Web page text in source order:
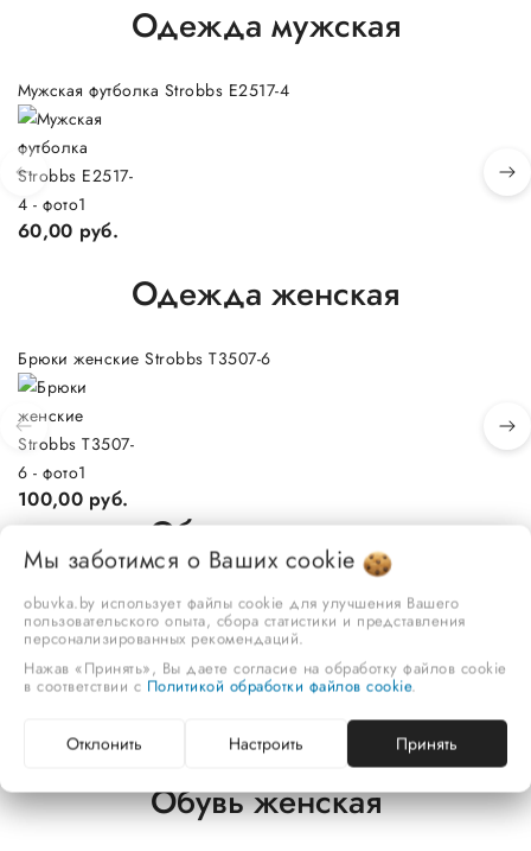
Одежда мужская
Мужская футболка Strobbs E2517-4
60,00 руб.
Одежда женская
Брюки женские Strobbs T3507-6
100,00 руб.
Обувь мужская
Кроссовки мужские Strobs B3878-2
170,00 руб.
Обувь женская
Мы заботимся о Ваших cookie
obuvka.by использует файлы cookie для улучшения Вашего
пользовательского опыта, сбора статистики и представления
персонализированных рекомендаций.
Нажав «Принять», Вы даете согласие на обработку файлов cookie
в соответствии с Политикой обработки файлов cookie.
Отклонить Настроить Принять